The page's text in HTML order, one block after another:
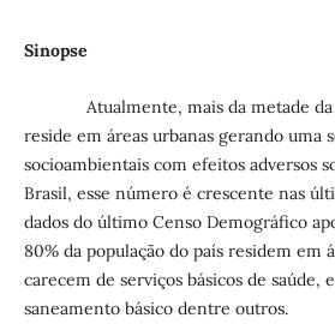
Sinopse
Atualmente, mais da metade da
reside em áreas urbanas gerando uma
socioambientais com efeitos adversos
Brasil, esse número é crescente nas
dados do último Censo Demográfico
80% da população do país residem em
carecem de serviços básicos de saúde,
saneamento básico dentre outros.